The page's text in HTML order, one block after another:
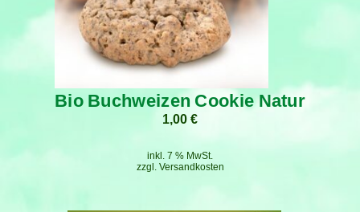
Bio Buchweizen Cookie Natur
1,00 €
inkl. 7 % MwSt.
zzgl. Versandkosten